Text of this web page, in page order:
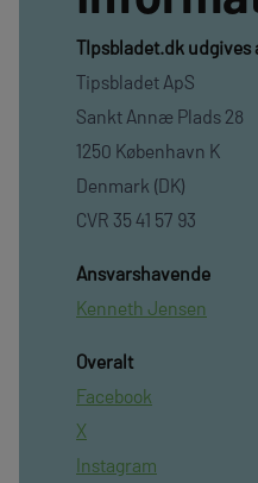
TIpsbladet.dk udgives
Tipsbladet ApS
Sankt Annæ Plads 28
1250 København K
Denmark (DK)
CVR 35 41 57 93
Ansvarshavende
Kenneth Jensen
Overalt
Facebook
X
Instagram